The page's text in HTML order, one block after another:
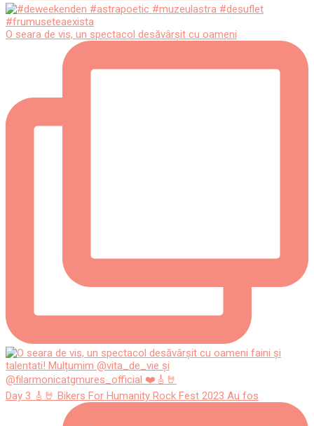
O seara de vis, un spectacol desăvârșit cu oameni
Day 3 🎸🤘 Bikers For Humanity Rock Fest 2023 Au fos